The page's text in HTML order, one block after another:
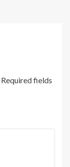
Required fields